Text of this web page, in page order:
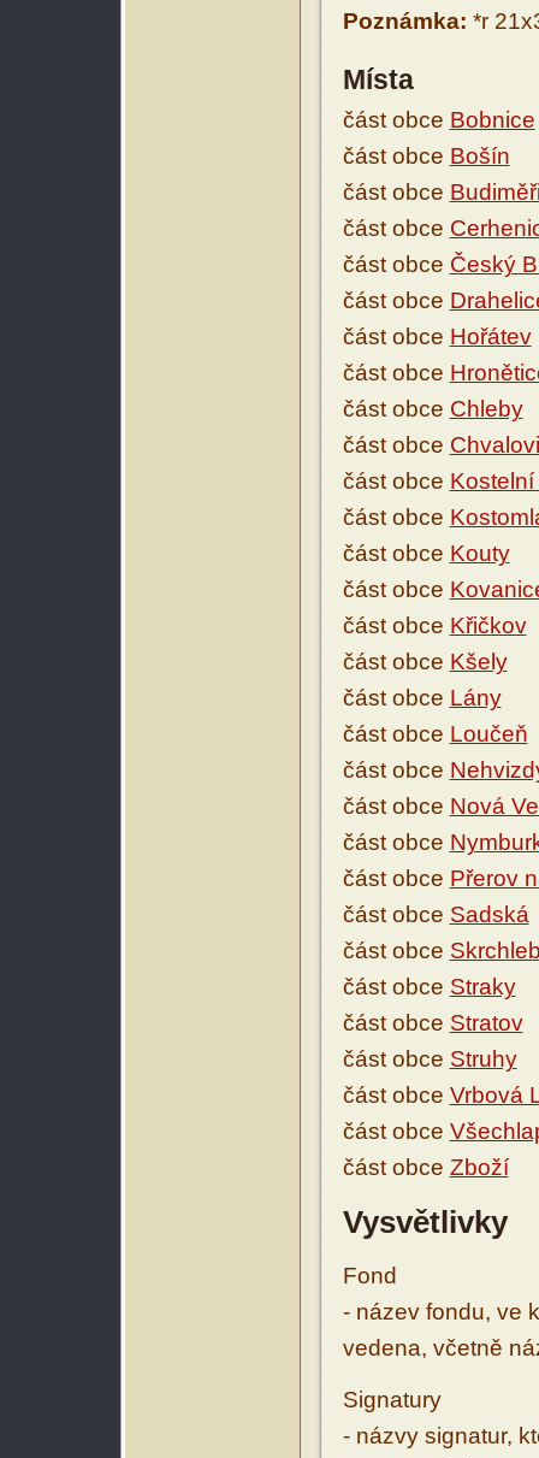
Poznámka: *r
Místa
část obce Bobnice
část obce Bošín
část obce
část obce
část obce Český
část obce
část obce Hořátev
část obce
část obce Chleby
část obce
část obce
část obce
část obce Kouty
část obce
část obce Křičkov
část obce Kšely
část obce Lány
část obce Loučeň
část obce
část obce Nová
část obce
část obce Přerov
část obce Sadská
část obce
část obce Straky
část obce Stratov
část obce Struhy
část obce Vrbová
část obce
část obce Zboží
Vysvětlivky
Fond
- název fondu, ve
vedena, včetně
Signatury
- názvy signatur,